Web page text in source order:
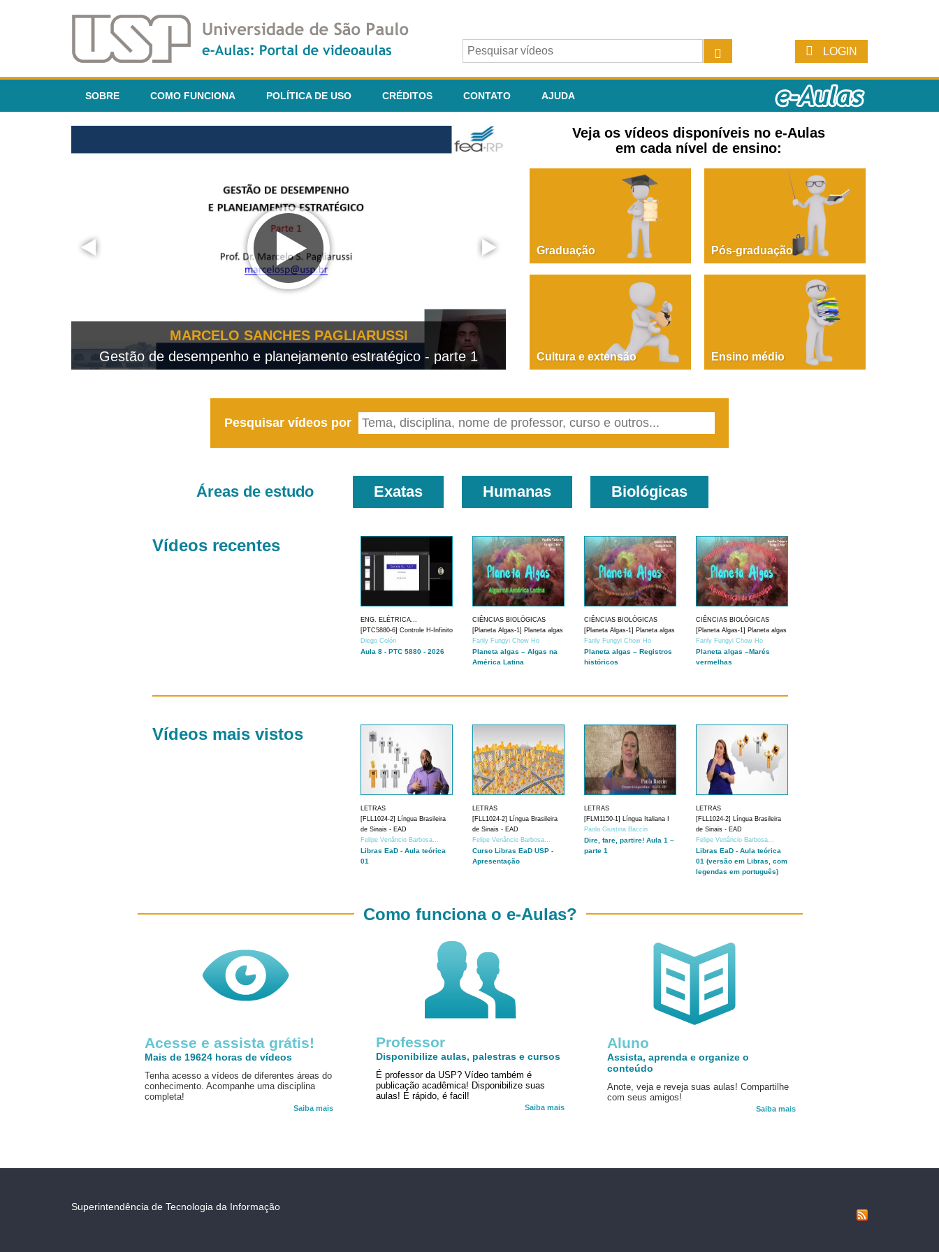
LOGIN
SOBRE COMO FUNCIONA POLÍTICA DE USO CRÉDITOS CONTATO AJUDA
MARCELO SANCHES PAGLIARUSSI
Gestão de desempenho e planejamento estratégico - parte 1
PAOLA GIUSTINA BACCIN
Dire, fare, partire! Aula 1 – parte 1
Veja os vídeos disponíveis no e-Aulas
em cada nível de ensino:
Graduação Pós-graduação
Cultura e extensão Ensino médio
Pesquisar vídeos por
Áreas de estudo Exatas Humanas Biológicas
Vídeos recentes
ENG. ELÉTRICA...
[PTC5880-6] Controle H-Infinito
Diego Colón
Aula 8 - PTC 5880 - 2026
CIÊNCIAS BIOLÓGICAS
[Planeta Algas-1] Planeta algas
Fanly Fungyi Chow Ho
Planeta algas – Algas na
América Latina
CIÊNCIAS BIOLÓGICAS
[Planeta Algas-1] Planeta algas
Fanly Fungyi Chow Ho
Planeta algas – Registros
históricos
CIÊNCIAS BIOLÓGICAS
[Planeta Algas-1] Planeta algas
Fanly Fungyi Chow Ho
Planeta algas –Marés
vermelhas
Vídeos mais vistos
LETRAS
[FLL1024-2] Língua Brasileira
de Sinais - EAD
Felipe Venâncio Barbosa...
Libras EaD - Aula teórica
01
LETRAS
[FLL1024-2] Língua Brasileira
de Sinais - EAD
Felipe Venâncio Barbosa...
Curso Libras EaD USP -
Apresentação
LETRAS
[FLM1150-1] Língua Italiana I
Paola Giustina Baccin
Dire, fare, partire! Aula 1 –
parte 1
LETRAS
[FLL1024-2] Língua Brasileira
de Sinais - EAD
Felipe Venâncio Barbosa...
Libras EaD - Aula teórica
01 (versão em Libras, com
legendas em português)
Acesse e assista grátis!
Mais de 19624 horas de vídeos
Tenha acesso a vídeos de diferentes áreas do
conhecimento. Acompanhe uma disciplina
completa!
Saiba mais
Aluno
Assista, aprenda e organize o
conteúdo
Anote, veja e reveja suas aulas! Compartilhe
com seus amigos!
Saiba mais
Como funciona o e-Aulas?
Professor
Disponibilize aulas, palestras e cursos
É professor da USP? Vídeo também é
publicação acadêmica! Disponibilize suas
aulas! É rápido, é facil!
Saiba mais
Superintendência de Tecnologia da Informação